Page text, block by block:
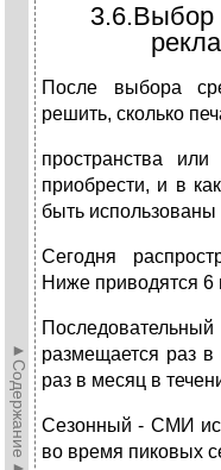
►Содержание►
3.6.Выбор
После выбора
решить, сколько
пространства
приобрести, и в
быть
Сегодня
Ниже приводятся 6
размещается раз
раз в месяц в
Сезонный - СМИ
во время пиковых